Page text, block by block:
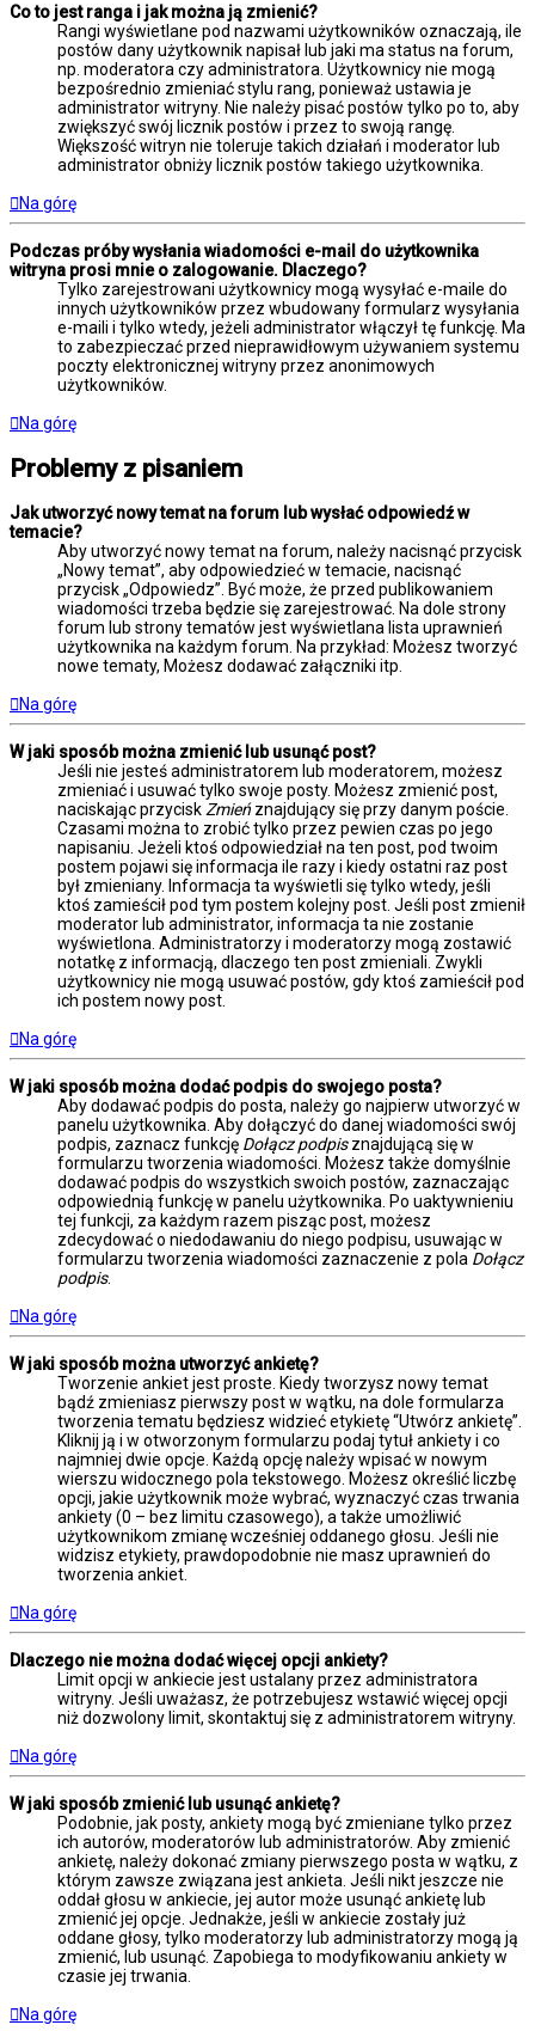
Co to jest ranga i jak można ją zmienić?
Rangi wyświetlane pod nazwami użytkowników oznaczają, ile
postów dany użytkownik napisał lub jaki ma status na forum,
np. moderatora czy administratora. Użytkownicy nie mogą
bezpośrednio zmieniać stylu rang, ponieważ ustawia je
administrator witryny. Nie należy pisać postów tylko po to, aby
zwiększyć swój licznik postów i przez to swoją rangę.
Większość witryn nie toleruje takich działań i moderator lub
administrator obniży licznik postów takiego użytkownika.
Na górę
Podczas próby wysłania wiadomości e-mail do użytkownika
witryna prosi mnie o zalogowanie. Dlaczego?
Tylko zarejestrowani użytkownicy mogą wysyłać e-maile do
innych użytkowników przez wbudowany formularz wysyłania
e-maili i tylko wtedy, jeżeli administrator włączył tę funkcję. Ma
to zabezpieczać przed nieprawidłowym używaniem systemu
poczty elektronicznej witryny przez anonimowych
użytkowników.
Na górę
Problemy z pisaniem
Jak utworzyć nowy temat na forum lub wysłać odpowiedź w
temacie?
Aby utworzyć nowy temat na forum, należy nacisnąć przycisk
„Nowy temat”, aby odpowiedzieć w temacie, nacisnąć
przycisk „Odpowiedz”. Być może, że przed publikowaniem
wiadomości trzeba będzie się zarejestrować. Na dole strony
forum lub strony tematów jest wyświetlana lista uprawnień
użytkownika na każdym forum. Na przykład: Możesz tworzyć
nowe tematy, Możesz dodawać załączniki itp.
Na górę
W jaki sposób można zmienić lub usunąć post?
Jeśli nie jesteś administratorem lub moderatorem, możesz
zmieniać i usuwać tylko swoje posty. Możesz zmienić post,
naciskając przyciskZmieńznajdujący się przy danym poście.
Czasami można to zrobić tylko przez pewien czas po jego
napisaniu. Jeżeli ktoś odpowiedział na ten post, pod twoim
postem pojawi się informacja ile razy i kiedy ostatni raz post
był zmieniany. Informacja ta wyświetli się tylko wtedy, jeśli
ktoś zamieścił pod tym postem kolejny post. Jeśli post zmienił
moderator lub administrator, informacja ta nie zostanie
wyświetlona. Administratorzy i moderatorzy mogą zostawić
notatkę z informacją, dlaczego ten post zmieniali. Zwykli
użytkownicy nie mogą usuwać postów, gdy ktoś zamieścił pod
ich postem nowy post.
Na górę
W jaki sposób można dodać podpis do swojego posta?
Aby dodawać podpis do posta, należy go najpierw utworzyć w
panelu użytkownika. Aby dołączyć do danej wiadomości swój
podpis, zaznacz funkcję Dołącz podpisznajdującą się w
formularzu tworzenia wiadomości. Możesz także domyślnie
dodawać podpis do wszystkich swoich postów, zaznaczając
odpowiednią funkcję w panelu użytkownika. Po uaktywnieniu
tej funkcji, za każdym razem pisząc post, możesz
zdecydować o niedodawaniu do niego podpisu, usuwając w
formularzu tworzenia wiadomości zaznaczenie z pola Dołącz
podpis.
Na górę
W jaki sposób można utworzyć ankietę?
Tworzenie ankiet jest proste. Kiedy tworzysz nowy temat
bądź zmieniasz pierwszy post w wątku, na dole formularza
tworzenia tematu będziesz widzieć etykietę “Utwórz ankietę”.
Kliknij ją i w otworzonym formularzu podaj tytuł ankiety i co
najmniej dwie opcje. Każdą opcję należy wpisać w nowym
wierszu widocznego pola tekstowego. Możesz określić liczbę
opcji, jakie użytkownik może wybrać, wyznaczyć czas trwania
ankiety (0 – bez limitu czasowego), a także umożliwić
użytkownikom zmianę wcześniej oddanego głosu. Jeśli nie
widzisz etykiety, prawdopodobnie nie masz uprawnień do
tworzenia ankiet.
Na górę
Dlaczego nie można dodać więcej opcji ankiety?
Limit opcji w ankiecie jest ustalany przez administratora
witryny. Jeśli uważasz, że potrzebujesz wstawić więcej opcji
niż dozwolony limit, skontaktuj się z administratorem witryny.
Na górę
W jaki sposób zmienić lub usunąć ankietę?
Podobnie, jak posty, ankiety mogą być zmieniane tylko przez
ich autorów, moderatorów lub administratorów. Aby zmienić
ankietę, należy dokonać zmiany pierwszego posta w wątku, z
którym zawsze związana jest ankieta. Jeśli nikt jeszcze nie
oddał głosu w ankiecie, jej autor może usunąć ankietę lub
zmienić jej opcje. Jednakże, jeśli w ankiecie zostały już
oddane głosy, tylko moderatorzy lub administratorzy mogą ją
zmienić, lub usunąć. Zapobiega to modyfikowaniu ankiety w
czasie jej trwania.
Na górę